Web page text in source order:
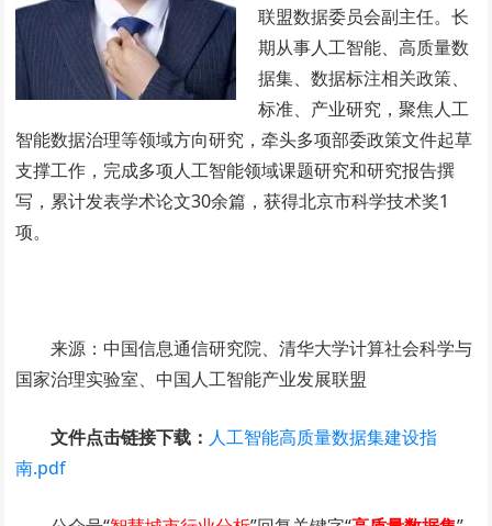
联盟数据委员会副主任。长
期从事人工智能、高质量数
据集、数据标注相关政策、
标准、产业研究，聚焦人工
智能数据治理等领域方向研究，牵头多项部委政策文件起草
支撑工作，完成多项人工智能领域课题研究和研究报告撰
写，累计发表学术论文30余篇，获得北京市科学技术奖1
项。
来源：中国信息通信研究院、清华大学计算社会科学与
国家治理实验室、中国人工智能产业发展联盟
文件点击链接下载： 人工智能高质量数据集建设指
南.pdf